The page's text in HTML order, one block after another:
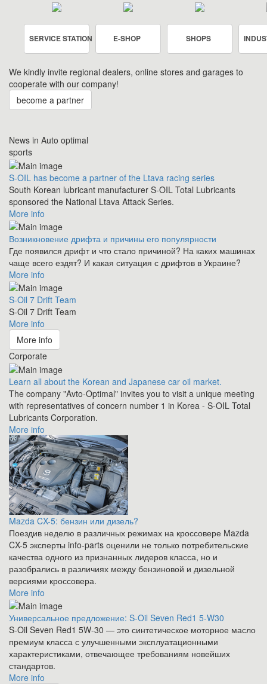
SERVICE STATION E-SHOP SHOPS
We kindly invite regional dealers, online stores and garages to
cooperate with our company!
become a partner
News in Auto optimal
sports
S-OIL has become a partner of the Ltava racing series
South Korean lubricant manufacturer S-OIL Total Lubricants
sponsored the National Ltava Attack Series.
More info
Возникновение дрифта и причины его популярности
Где появился дрифт и что стало причиной? На каких машинах
чаще всего ездят? И какая ситуация с дрифтов в Украине?
More info
S-Oil 7 Drift Team
S-Oil 7 Drift Team
More info
More info
Corporate
Learn all about the Korean and Japanese car oil market.
The company "Avto-Optimal" invites you to visit a unique meeting
with representatives of concern number 1 in Korea - S-OIL Total
Lubricants Corporation.
More info
Mazda CX-5: бензин или дизель?
Поездив неделю в различных режимах на кроссовере Mazda
CX-5 эксперты info-parts оценили не только потребительские
качества одного из признанных лидеров класса, но и
разобрались в различиях между бензиновой и дизельной
версиями кроссовера.
More info
Универсальное предложение: S-Oil Seven Red1 5-W30
S-Oil Seven Red1 5W-30 — это синтетическое моторное масло
премиум класса с улучшенными эксплуатационными
характеристиками, отвечающее требованиям новейших
стандартов.
More info